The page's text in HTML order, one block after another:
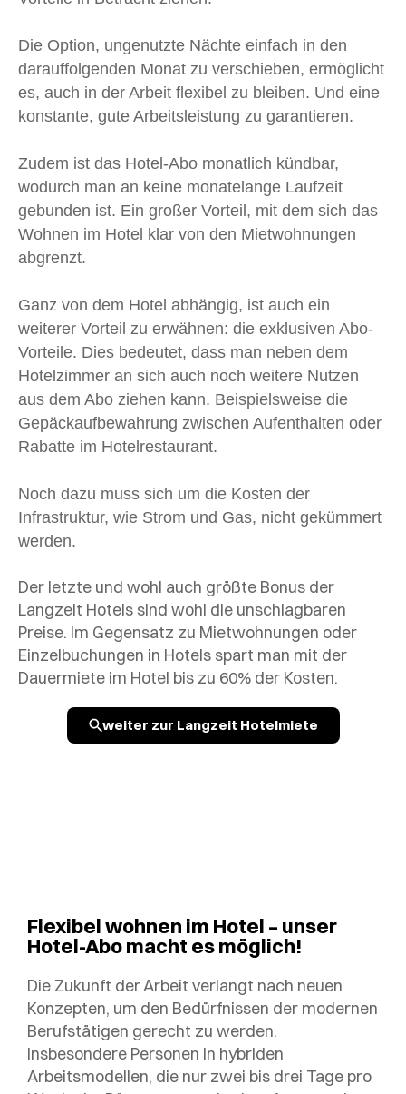
Die Option, ungenutzte Nächte einfach in den
darauffolgenden Monat zu verschieben, ermöglicht
es, auch in der Arbeit flexibel zu bleiben. Und eine
konstante, gute Arbeitsleistung zu garantieren.
Zudem ist das Hotel-Abo monatlich kündbar,
wodurch man an keine monatelange Laufzeit
gebunden ist. Ein großer Vorteil, mit dem sich das
Wohnen im Hotel klar von den Mietwohnungen
abgrenzt.
Ganz von dem Hotel abhängig, ist auch ein
weiterer Vorteil zu erwähnen: die exklusiven Abo-
Vorteile. Dies bedeutet, dass man neben dem
Hotelzimmer an sich auch noch weitere Nutzen
aus dem Abo ziehen kann. Beispielsweise die
Gepäckaufbewahrung zwischen Aufenthalten oder
Rabatte im Hotelrestaurant.
Noch dazu muss sich um die Kosten der
Infrastruktur, wie Strom und Gas, nicht gekümmert
werden.
Der letzte und wohl auch größte Bonus der
Langzeit Hotels sind wohl die unschlagbaren
Preise. Im Gegensatz zu Mietwohnungen oder
Einzelbuchungen in Hotels spart man mit der
Dauermiete im Hotel bis zu 60% der Kosten.
weiter zur Langzeit Hotelmiete
Flexibel wohnen im Hotel – unser
Hotel-Abo macht es möglich!
Die Zukunft der Arbeit verlangt nach neuen
Konzepten, um den Bedürfnissen der modernen
Berufstätigen gerecht zu werden.
Insbesondere Personen in hybriden
Arbeitsmodellen, die nur zwei bis drei Tage pro